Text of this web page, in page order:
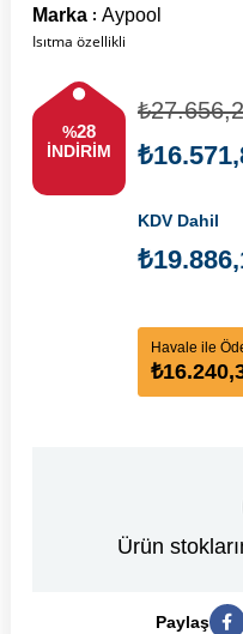
Marka : Aypool
Isıtma özellikli
%28
İNDIRIM
KDV Dahil
Havale ile
Ürün
Paylaş